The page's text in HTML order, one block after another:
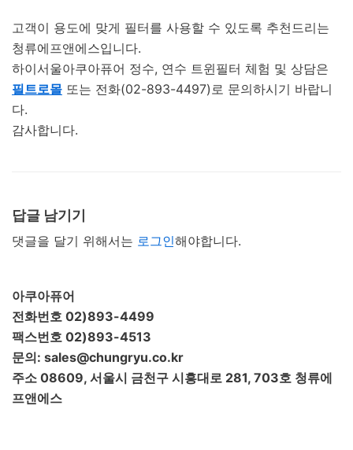
고객이 용도에 맞게 필터를 사용할 수 있도록 추천드리는
청류에프앤에스입니다.
하이서울아쿠아퓨어 정수, 연수 트윈필터 체험 및 상담은
필트로몰 또는 전화(02-893-4497)로 문의하시기 바랍니
다.
감사합니다.
답글 남기기
댓글을 달기 위해서는 로그인해야합니다.
아쿠아퓨어
전화번호 02)893-4499
팩스번호 02)893-4513
문의: sales@chungryu.co.kr
주소 08609, 서울시 금천구 시흥대로 281, 703호 청류에
프앤에스